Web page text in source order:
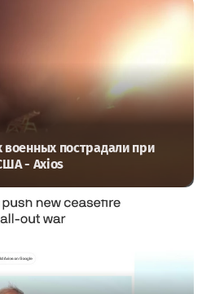
пострадали при
- Axios